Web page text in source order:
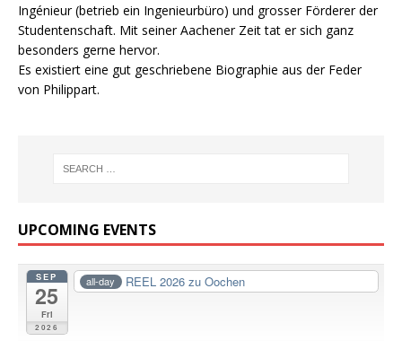
Ingénieur (betrieb ein Ingenieurbüro) und grosser Förderer der
Studentenschaft. Mit seiner Aachener Zeit tat er sich ganz
besonders gerne hervor.
Es existiert eine gut geschriebene Biographie aus der Feder
von Philippart.
UPCOMING EVENTS
SEP
25
Fri
2026
all-day REEL 2026 zu Oochen